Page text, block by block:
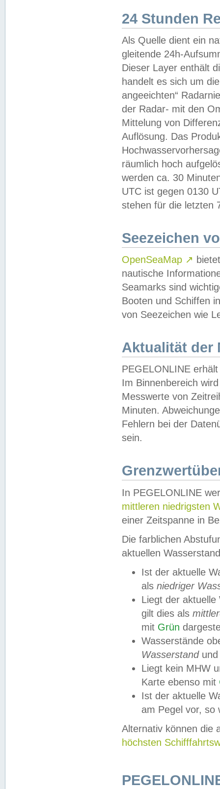
24 Stunden
Als Quelle dient ein
gleitende 24h-
Dieser Layer enthält
handelt es sich um
angeeichten“
der Radar- mit den
Mittelung von
Auflösung. Das
räumlich hoch
werden ca. 30
UTC ist gegen 0130
stehen für die letzten
Seezeichen
OpenSeaMap ↗
nautische
Seamarks sind
Booten und Schiffen
von Seezeichen wie
Aktualität der
PEGELONLINE
Im Binnenbereich
Messwerte von
Minuten.
Fehlern bei der
sein.
In PEGELONLINE
mittleren niedrigsten
einer Zeitspanne in
Die farblichen
aktuellen
Ist der aktuelle
als niedriger
Liegt der
gilt dies als
mit Grün
Wasserstände
Wasserstandund
Liegt kein MHW
Karte ebenso mit
Ist der aktuelle
am Pegel vor,
Alternativ können die
höchsten